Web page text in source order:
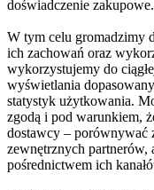
doświadczenie zakupowe.
W tym celu gromadzimy
ich zachowań oraz
wykorzystujemy do
wyświetlania
statystyk użytkowania.
zgodą i pod warunkiem,
dostawcy – porównywać
zewnętrznych partnerów,
pośrednictwem ich